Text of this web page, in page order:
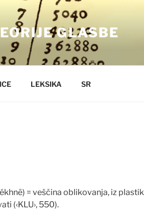
GLASBE
LEKSIKA SR
= veščina oblikovanja, iz
(‹KLU›, 550).